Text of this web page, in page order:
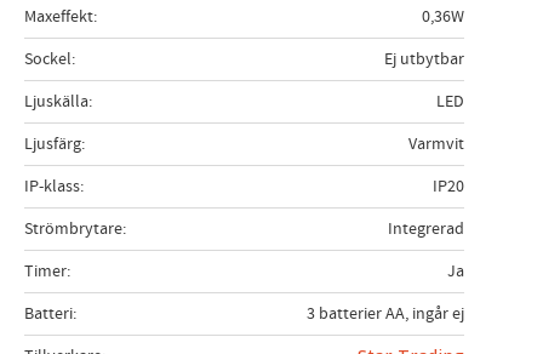
Maxeffekt
0,36W
Sockel
Ej utbytbar
Ljuskälla
LED
Ljusfärg
Varmvit
IP-klass
IP20
Strömbrytare
Integrerad
Timer
Ja
Batteri
3 batterier AA, ingår ej